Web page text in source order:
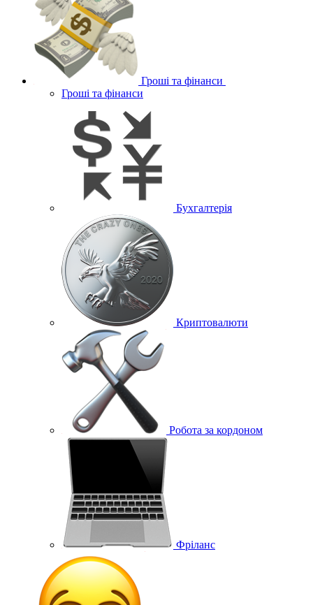
Гроші та фінанси
Гроші та фінанси
Бухгалтерія
Криптовалюти
Робота за кордоном
Фріланс